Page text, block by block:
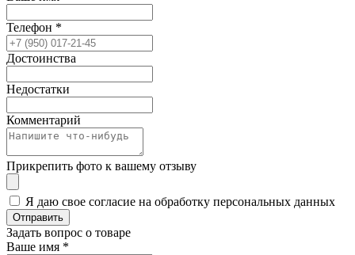
Телефон *
Достоинства
Недостатки
Комментарий
Прикрепить фото к вашему отзыву
Я даю свое согласие на обработку персональных данных
Отправить
Задать вопрос о товаре
Ваше имя *